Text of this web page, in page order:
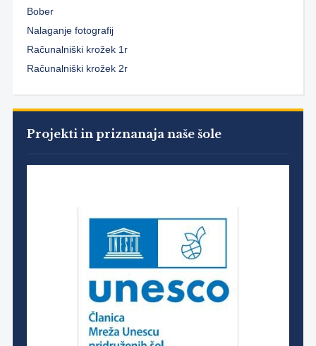
Bober
Nalaganje fotografij
Računalniški krožek 1r
Računalniški krožek 2r
Projekti in priznanaja naše šole